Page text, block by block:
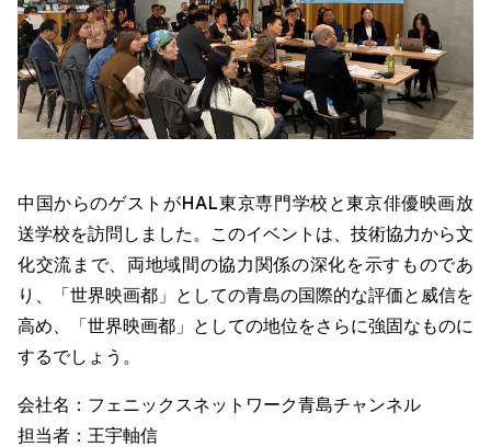
中国からのゲストがHAL東京専門学校と東京俳優映画放
送学校を訪問しました。このイベントは、技術協力から文
化交流まで、両地域間の協力関係の深化を示すものであ
り、「世界映画都」としての青島の国際的な評価と威信を
高め、「世界映画都」としての地位をさらに強固なものに
するでしょう。
会社名：フェニックスネットワーク青島チャンネル
担当者：王宇軸信